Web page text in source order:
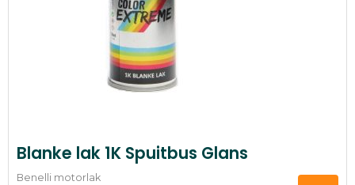
Blanke lak 1K Spuitbus Glans
Benelli motorlak